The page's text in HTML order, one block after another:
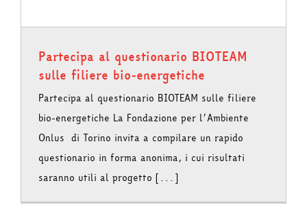
Partecipa al questionario BIOTEAM
sulle filiere bio-energetiche
Partecipa al questionario BIOTEAM sulle filiere
bio-energetiche La Fondazione per l’Ambiente
Onlus di Torino invita a compilare un rapido
questionario in forma anonima, i cui risultati
saranno utili al progetto [...]